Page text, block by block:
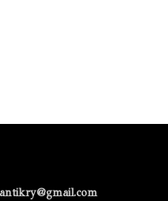
antikry@gmail.com